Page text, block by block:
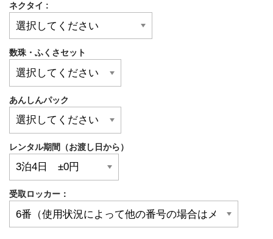
ネクタイ :
数珠・ふくさセット
あんしんパック
レンタル期間（お渡し日から）
受取ロッカー：